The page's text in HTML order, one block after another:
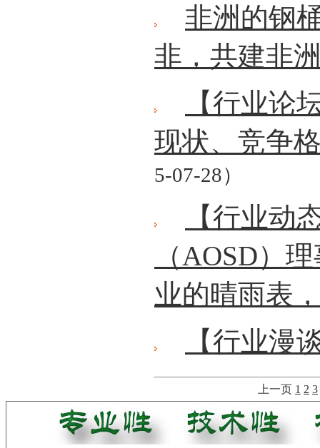
非洲的钢
非，共建非
【行业论
现状、竞争
5-07-28）
【行业动
（AOSD）
业的晴雨表
【行业漫
上一页 1 2 3